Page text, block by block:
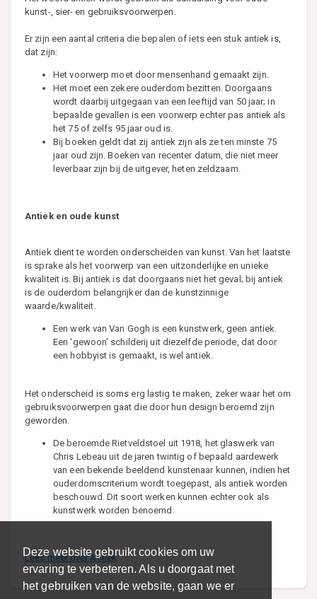
Deze website gebruikt cookies om uw
ervaring te verbeteren. Als u doorgaat met
het gebruiken van de website, gaan we er
kunst-, sier- en gebruiksvoorwerpen.
Er zijn een aantal criteria die bepalen of iets een stuk antiek is,
dat zijn:
Het voorwerp moet door mensenhand gemaakt zijn.
Het moet een zekere ouderdom bezitten. Doorgaans
wordt daarbij uitgegaan van een leeftijd van 50 jaar; in
bepaalde gevallen is een voorwerp echter pas antiek als
het 75 of zelfs 95 jaar oud is.
Bij boeken geldt dat zij antiek zijn als ze ten minste 75
jaar oud zijn. Boeken van recenter datum, die niet meer
leverbaar zijn bij de uitgever, heten zeldzaam.
Antiek en oude kunst
Antiek dient te worden onderscheiden van kunst. Van het laatste
is sprake als het voorwerp van een uitzonderlijke en unieke
kwaliteit is. Bij antiek is dat doorgaans niet het geval; bij antiek
is de ouderdom belangrijker dan de kunstzinnige
waarde/kwaliteit.
Een werk van Van Gogh is een kunstwerk, geen antiek.
Een 'gewoon' schilderij uit diezelfde periode, dat door
een hobbyist is gemaakt, is wel antiek.
Het onderscheid is soms erg lastig te maken, zeker waar het om
gebruiksvoorwerpen gaat die door hun design beroemd zijn
geworden.
De beroemde Rietveldstoel uit 1918, het glaswerk van
Chris Lebeau uit de jaren twintig of bepaald aardewerk
van een bekende beeldend kunstenaar kunnen, indien het
ouderdomscriterium wordt toegepast, als antiek worden
beschouwd. Dit soort werken kunnen echter ook als
kunstwerk worden benoemd.
Lees meer over Antiek